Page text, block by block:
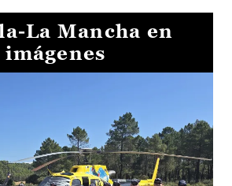
La Mancha en
imágenes